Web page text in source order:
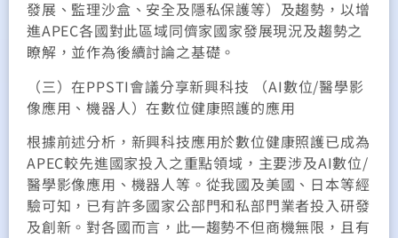
發展、監理沙盒、安全及隱私保護等）及趨勢，以增
進APEC各國對此區域同儕家國家發展現況及趨勢之
瞭解，並作為後續討論之基礎。
（三）在PPSTI會議分享新興科技 （AI數位/醫學影
像應用、機器人）在數位健康照護的應用
根據前述分析，新興科技應用於數位健康照護已成為
APEC較先進國家投入之重點領域，主要涉及AI數位/
醫學影像應用、機器人等。從我國及美國、日本等經
驗可知，已有許多國家公部門和私部門業者投入研發
及創新。對各國而言，此一趨勢不但商機無限，且有